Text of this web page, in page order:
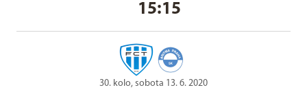
15:15
30. kolo, sobota 13. 6. 2020